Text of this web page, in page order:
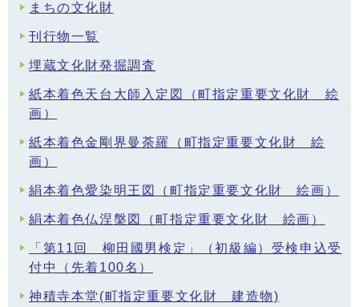
まちの文化財
刊行物一覧
埋蔵文化財発掘調査
紙本着色天台大師入定図（町指定重要文化財 絵
画）
紙本着色金剛界曼荼羅（町指定重要文化財 絵
画）
絹本着色愛染明王図（町指定重要文化財 絵画）
絹本着色仏涅槃図（町指定重要文化財 絵画）
「第11回 柳田國男検定」（初級編）受検申込受
付中（先着100名）
神積寺本堂(町指定重要文化財 建造物)